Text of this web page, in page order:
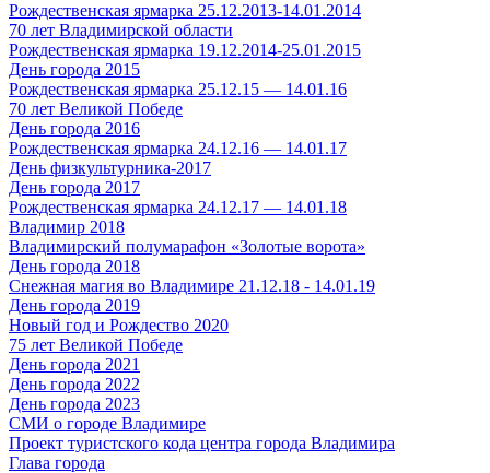
Рождественская ярмарка 25.12.2013-14.01.2014
70 лет Владимирской области
Рождественская ярмарка 19.12.2014-25.01.2015
День города 2015
Рождественская ярмарка 25.12.15 — 14.01.16
70 лет Великой Победе
День города 2016
Рождественская ярмарка 24.12.16 — 14.01.17
День физкультурника-2017
День города 2017
Рождественская ярмарка 24.12.17 — 14.01.18
Владимир 2018
Владимирский полумарафон «Золотые ворота»
День города 2018
Снежная магия во Владимире 21.12.18 - 14.01.19
День города 2019
Новый год и Рождество 2020
75 лет Великой Победе
День города 2021
День города 2022
День города 2023
СМИ о городе Владимире
Проект туристского кода центра города Владимира
Глава города